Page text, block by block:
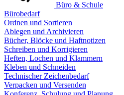
Büro & Schule
Bürobedarf
Ordnen und Sortieren
Ablegen und Archivieren
Bücher, Blöcke und Haftnotizen
Schreiben und Korrigieren
Heften, Lochen und Klammern
Kleben und Schneiden
Technischer Zeichenbedarf
Verpacken und Versenden